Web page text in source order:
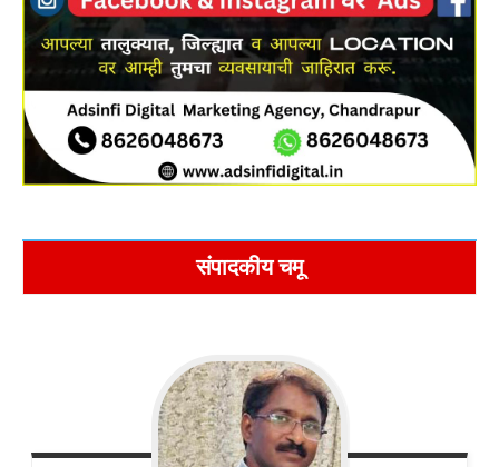
संपादकीय चमू